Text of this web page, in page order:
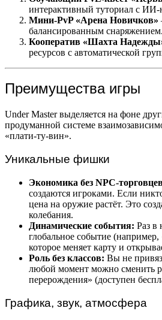
интерактивный туториал с ИИ-
Мини-PvP «Арена Новичков»
балансированным снаряжением.
Кооператив «Шахта
ресурсов с автоматической
Преимущества игры
Under Master выделяется на фоне
продуманной системе
«плати-ту-вин».
Уникальные фишки
Экономика без NPC-
создаются игроками. Если
цена на оружие растёт. Это
колебания.
Динамические события: Раз в
глобальное событие
которое меняет карту и
Роль без классов: Вы не
любой момент можно сменить
перерождения» (доступен
Графика, звук, атмосфера